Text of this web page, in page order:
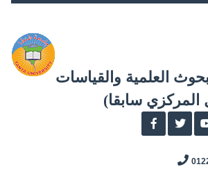
العلمية والقياسات
المركزي سابقا)